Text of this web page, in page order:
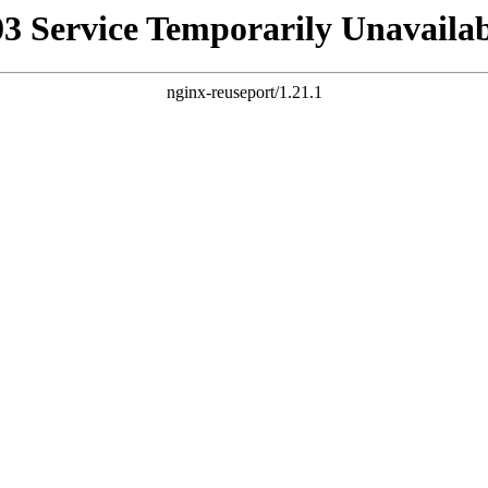
Service Temporarily
nginx-reuseport/1.21.1